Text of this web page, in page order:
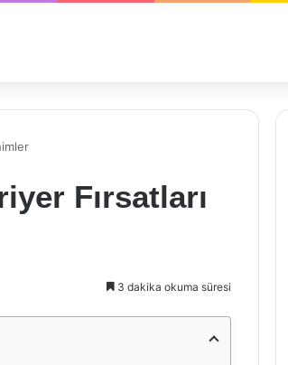
Fırsatları
3 dakika okuma süresi